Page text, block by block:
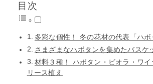
目次
多彩な個性！ 冬の花材の代表「ハボ
さまざまなハボタンを集めたバスケ
材料３種！ ハボタン・ビオラ・ワ
リース植え